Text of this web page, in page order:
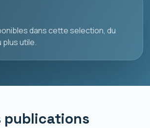
dans cette selection, du
plus utile.
publications